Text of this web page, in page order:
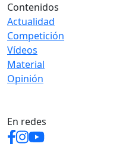
Contenidos
Actualidad
Competición
Vídeos
Material
Opinión
En redes